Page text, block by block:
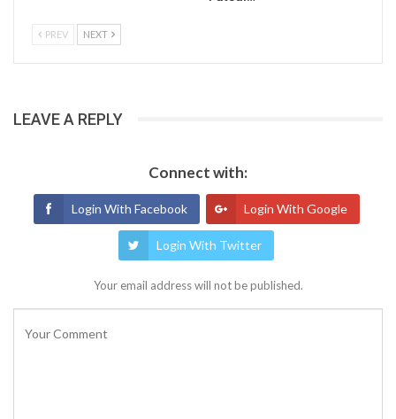
PREV NEXT
LEAVE A REPLY
Connect with:
Login With Facebook Login With Google
Login With Twitter
Your email address will not be published.